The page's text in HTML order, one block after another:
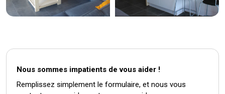
Nous sommes impatients de vous aider !
Remplissez simplement le formulaire, et nous vous